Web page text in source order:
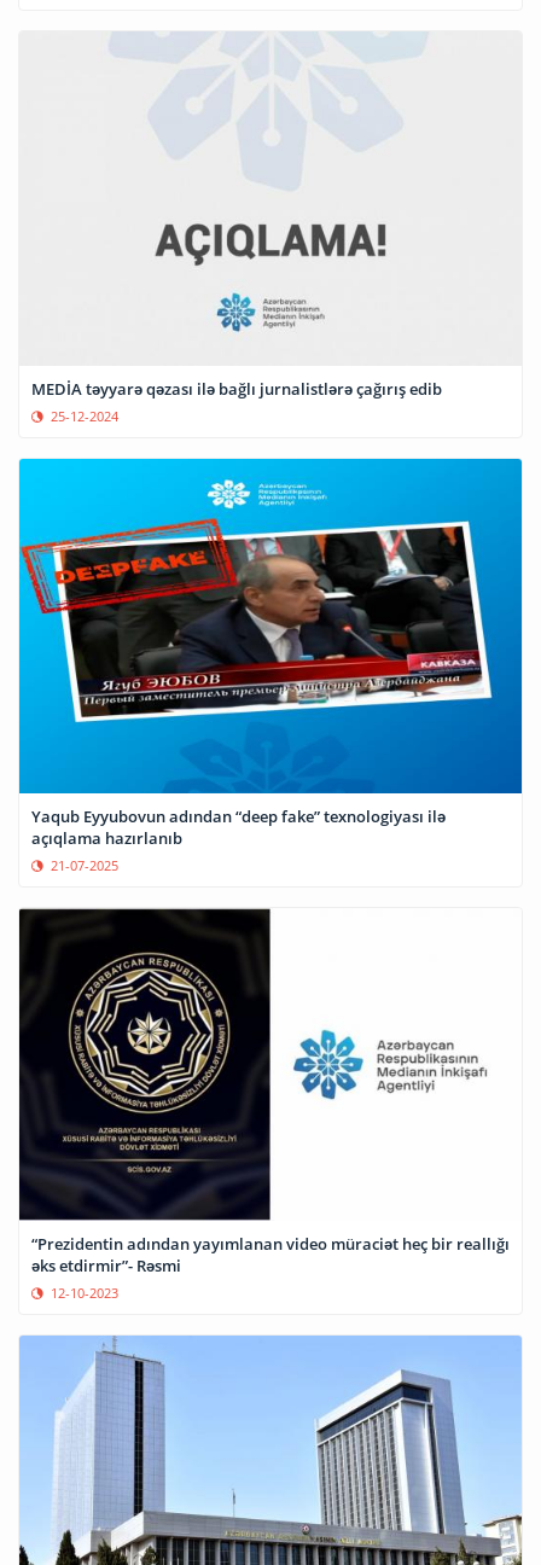
MEDİA təyyarə qəzası ilə bağlı jurnalistlərə çağırış edib
25-12-2024
Yaqub Eyyubovun adından “deep fake” texnologiyası ilə
açıqlama hazırlanıb
21-07-2025
“Prezidentin adından yayımlanan video müraciət heç bir reallığı
əks etdirmir”- Rəsmi
12-10-2023